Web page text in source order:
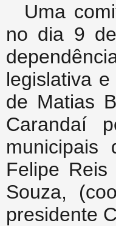
Uma
no dia 9
legislativa
de Matias
Carandaí
municipais
Felipe
Souza,
presidente